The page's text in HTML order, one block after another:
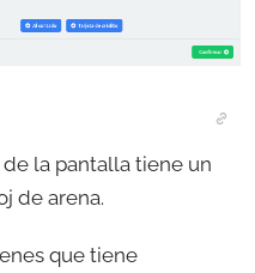
la pantalla tiene un
de arena.
que tiene